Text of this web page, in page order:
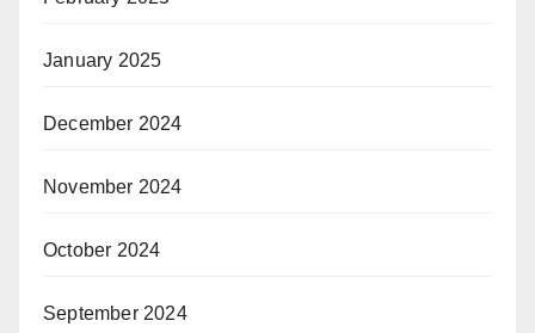
January 2025
December 2024
November 2024
October 2024
September 2024